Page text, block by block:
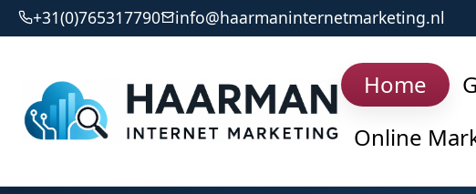
+31(0)765317790 info@haarmaninternetmarketing.nl
Home
Online